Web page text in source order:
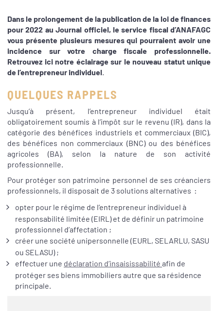
Dans le prolongement de la publication de la loi de finances
pour 2022 au Journal officiel, le service fiscal d’ANAFAGC
vous présente plusieurs mesures qui pourraient avoir une
incidence sur votre charge fiscale professionnelle.
Retrouvez ici notre éclairage sur le nouveau statut unique
de l’entrepreneur individuel.
QUELQUES RAPPELS
Jusqu’à présent, l’entrepreneur individuel était
obligatoirement soumis à l’impôt sur le revenu (IR), dans la
catégorie des bénéfices industriels et commerciaux (BIC),
des bénéfices non commerciaux (BNC) ou des bénéfices
agricoles (BA), selon la nature de son activité
professionnelle.
Pour protéger son patrimoine personnel de ses créanciers
professionnels, il disposait de 3 solutions alternatives :
opter pour le régime de l’entrepreneur individuel à
responsabilité limitée (EIRL) et de définir un patrimoine
professionnel d’affectation ;
créer une société unipersonnelle (EURL, SELARLU, SASU
ou SELASU) ;
effectuer une déclaration d’insaisissabilité afin de
protéger ses biens immobiliers autre que sa résidence
principale.